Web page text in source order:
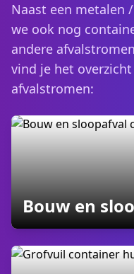
Naast een metalen
we ook nog
andere
vind je het
afvalstromen:
Bouw en